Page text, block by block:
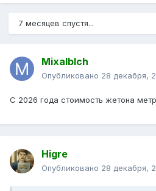
7 месяцев спустя...
Mixalblch
Опубликовано 28 декабря,
С 2026 года стоимость жетона
Higre
Опубликовано 28 декабря,